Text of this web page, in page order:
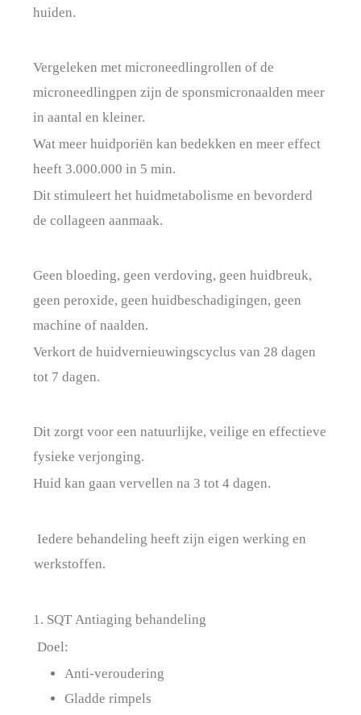
huiden.
Vergeleken met microneedlingrollen of de
microneedlingpen zijn de sponsmicronaalden meer
in aantal en kleiner.
Wat meer huidporiën kan bedekken en meer effect
heeft 3.000.000 in 5 min.
Dit stimuleert het huidmetabolisme en bevorderd
de collageen aanmaak.
Geen bloeding, geen verdoving, geen huidbreuk,
geen peroxide, geen huidbeschadigingen, geen
machine of naalden.
Verkort de huidvernieuwingscyclus van 28 dagen
tot 7 dagen.
Dit zorgt voor een natuurlijke, veilige en effectieve
fysieke verjonging.
Huid kan gaan vervellen na 3 tot 4 dagen.
Iedere behandeling heeft zijn eigen werking en
werkstoffen.
1. SQT Antiaging behandeling
Doel:
Anti-veroudering
Gladde rimpels